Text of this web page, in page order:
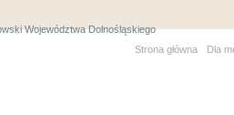
Województwa Dolnośląskiego
Strona główna
Dla